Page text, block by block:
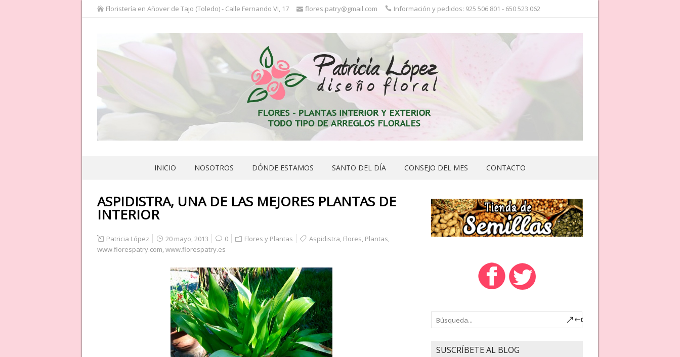
Floristería en Añover de Tajo (Toledo) - Calle Fernando VI, 17 flores.patry@gmail.com Información y pedidos: 925 506 801 - 650 523 062
INICIO NOSOTROS DÓNDE ESTAMOS SANTO DEL DÍA CONSEJO DEL MES CONTACTO
ASPIDISTRA, UNA DE LAS MEJORES PLANTAS DE
INTERIOR
Patricia López 20 mayo, 2013 0 Flores y Plantas Aspidistra, Flores, Plantas,
www.florespatry.com,www.florespatry.es
SUSCRÍBETE AL BLOG